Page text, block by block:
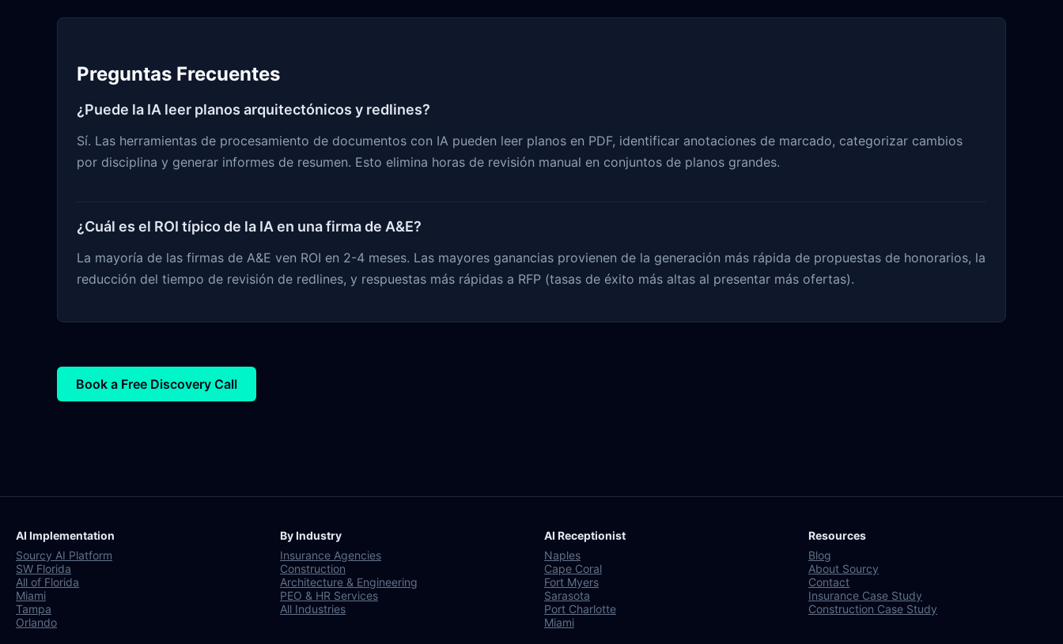
Preguntas Frecuentes
¿Puede la IA leer planos arquitectónicos y redlines?
Sí. Las herramientas de procesamiento de documentos con IA pueden leer planos en PDF, identificar anotaciones de marcado, categorizar cambios
por disciplina y generar informes de resumen. Esto elimina horas de revisión manual en conjuntos de planos grandes.
¿Cuál es el ROI típico de la IA en una firma de A&E?
La mayoría de las firmas de A&E ven ROI en 2-4 meses. Las mayores ganancias provienen de la generación más rápida de propuestas de honorarios, la
reducción del tiempo de revisión de redlines, y respuestas más rápidas a RFP (tasas de éxito más altas al presentar más ofertas).
Book a Free Discovery Call
AI Implementation
Sourcy AI Platform
SW Florida
All of Florida
Miami
Tampa
Orlando
By Industry
Insurance Agencies
Construction
Architecture & Engineering
PEO & HR Services
All Industries
AI Receptionist
Naples
Cape Coral
Fort Myers
Sarasota
Port Charlotte
Miami
Resources
Blog
About Sourcy
Contact
Insurance Case Study
Construction Case Study